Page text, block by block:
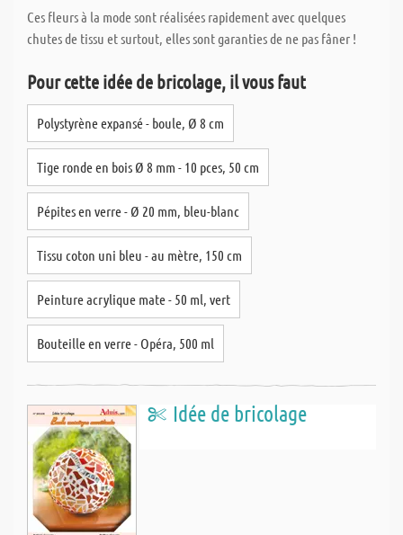
Ces fleurs à la mode sont réalisées rapidement avec quelques
chutes de tissu et surtout, elles sont garanties de ne pas fâner !
Pour cette idée de bricolage, il vous faut
Polystyrène expansé - boule, Ø 8 cm
Tige ronde en bois Ø 8 mm - 10 pces, 50 cm
Pépites en verre - Ø 20 mm, bleu-blanc
Tissu coton uni bleu - au mètre, 150 cm
Peinture acrylique mate - 50 ml, vert
Bouteille en verre - Opéra, 500 ml
Idée de bricolage